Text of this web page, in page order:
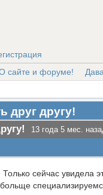
сайте и форуме!
друг другу!
13 года 5 мес.
Только сейчас увидела